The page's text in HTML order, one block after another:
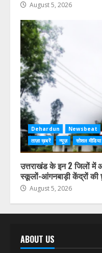
August 5, 2026
Dehardun Newsbeat
ताज़ा ख़बरें
न्यूज़ सोशल
उत्तराखंड के इन 2 जिलों में
स्कूलों-आंगनबाड़ी केंद्रों की
August 5, 2026
ABOUT US